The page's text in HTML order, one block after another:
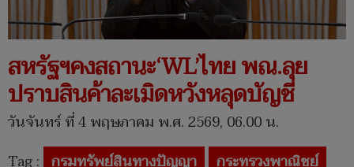
สหรัฐฯคงสถานะ‘WL’ไทย พณ.ลุย
ปราบสินค้าละเมิดหวังหลุดบัญชี
วันจันทร์ ที่ 4 พฤษภาคม พ.ศ. 2569, 06.00 น.
Tag : กรมทรัพย์สินทางปัญญา
กระทรวงพาณิชย์